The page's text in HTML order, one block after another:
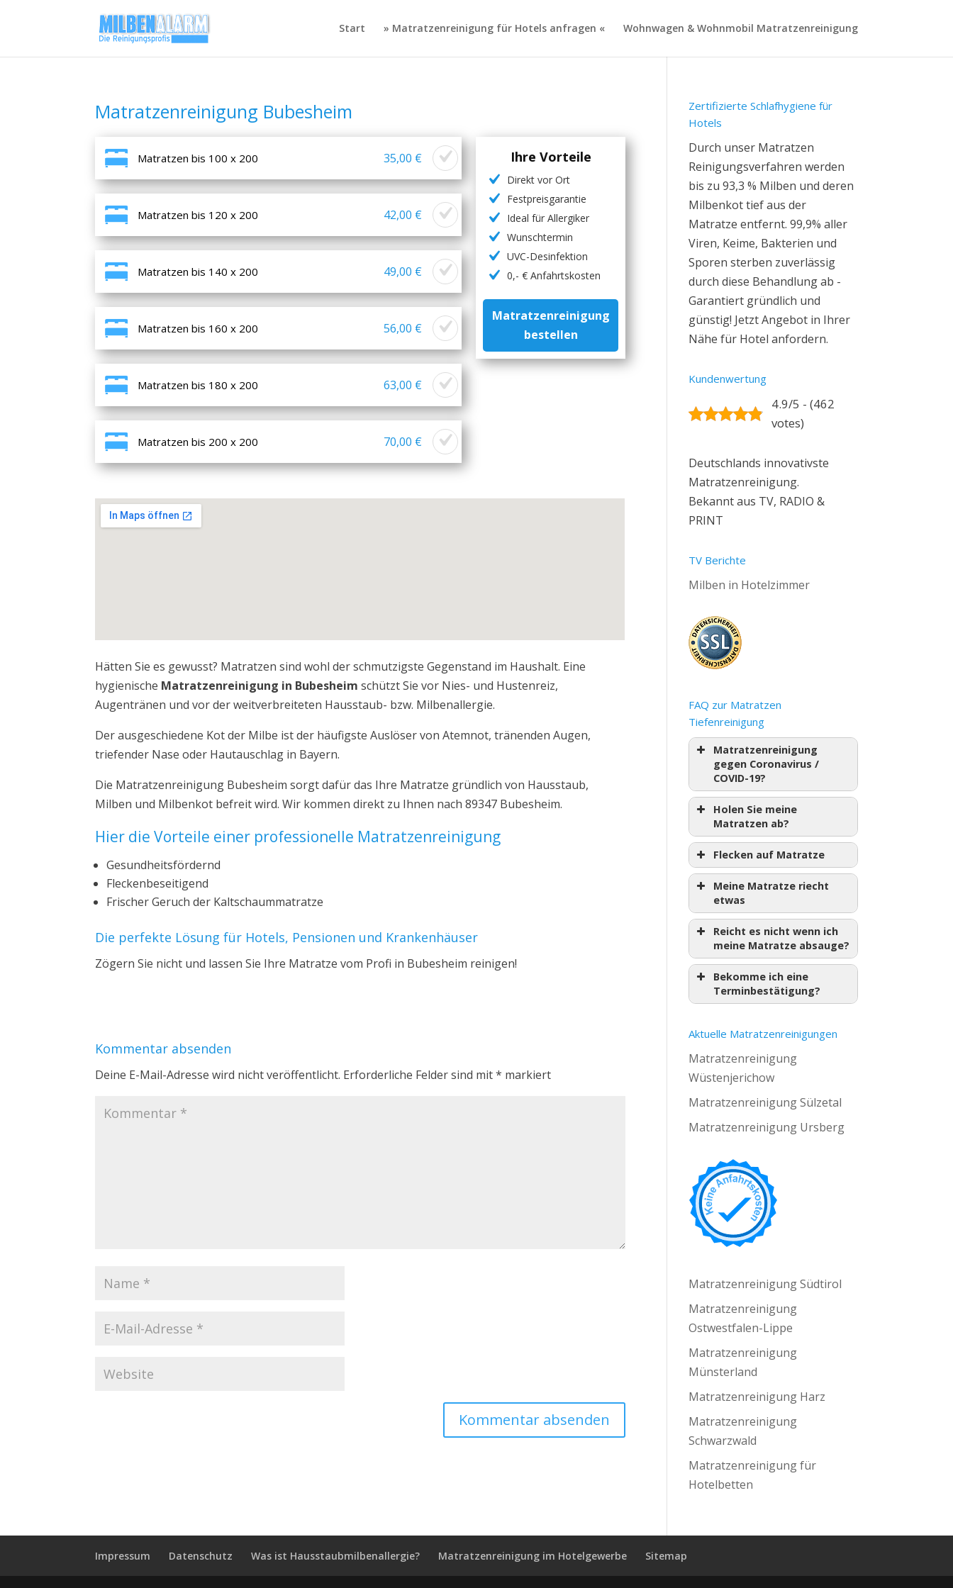
Start » Matratzenreinigung für Hotels anfragen « Wohnwagen & Wohnmobil Matratzenreinigung
Matratzenreinigung Bubesheim
Matratzen bis 100 x 200 35,00 €
Matratzen bis 120 x 200 42,00 €
Matratzen bis 140 x 200 49,00 €
Matratzen bis 160 x 200 56,00 €
Matratzen bis 180 x 200 63,00 €
Matratzen bis 200 x 200 70,00 €
Ihre Vorteile
Direkt vor Ort
Festpreisgarantie
Ideal für Allergiker
Wunschtermin
UVC-Desinfektion
0,- € Anfahrtskosten
Matratzenreinigung
bestellen
Hätten Sie es gewusst? Matratzen sind wohl der schmutzigste Gegenstand im Haushalt. Eine
hygienische Matratzenreinigung in Bubesheim schützt Sie vor Nies- und Hustenreiz,
Augentränen und vor der weitverbreiteten Hausstaub- bzw. Milbenallergie.
Der ausgeschiedene Kot der Milbe ist der häufigste Auslöser von Atemnot, tränenden Augen,
triefender Nase oder Hautauschlag in Bayern.
Die Matratzenreinigung Bubesheim sorgt dafür das Ihre Matratze gründlich von Hausstaub,
Milben und Milbenkot befreit wird. Wir kommen direkt zu Ihnen nach 89347 Bubesheim.
Hier die Vorteile einer professionelle Matratzenreinigung
Gesundheitsfördernd
Fleckenbeseitigend
Frischer Geruch der Kaltschaummatratze
Die perfekte Lösung für Hotels, Pensionen und Krankenhäuser
Zögern Sie nicht und lassen Sie Ihre Matratze vom Profi in Bubesheim reinigen!
Kommentar absenden
Deine E-Mail-Adresse wird nicht veröffentlicht. Erforderliche Felder sind mit* markiert
Zertifizierte Schlafhygiene für
Hotels
Durch unser Matratzen
Reinigungsverfahren werden
bis zu 93,3 % Milben und deren
Milbenkot tief aus der
Matratze entfernt. 99,9% aller
Viren, Keime, Bakterien und
Sporen sterben zuverlässig
durch diese Behandlung ab -
Garantiert gründlich und
günstig! Jetzt Angebot in Ihrer
Nähe für Hotel anfordern.
Kundenwertung
4.9/5 - (462
votes)
Deutschlands innovativste
Matratzenreinigung.
Bekannt aus TV, RADIO &
PRINT
TV Berichte
Milben in Hotelzimmer
FAQ zur Matratzen
Tiefenreinigung
Matratzenreinigung
gegen Coronavirus /
COVID-19?
Holen Sie meine
Matratzen ab?
Flecken auf Matratze
Meine Matratze riecht
etwas
Reicht es nicht wenn ich
meine Matratze absauge?
Bekomme ich eine
Terminbestätigung?
Aktuelle Matratzenreinigungen
Matratzenreinigung
Wüstenjerichow
Matratzenreinigung Sülzetal
Matratzenreinigung Ursberg
Matratzenreinigung Südtirol
Matratzenreinigung
Ostwestfalen-Lippe
Matratzenreinigung
Münsterland
Matratzenreinigung Harz
Matratzenreinigung
Schwarzwald
Matratzenreinigung für
Hotelbetten
Impressum Datenschutz Was ist Hausstaubmilbenallergie? Matratzenreinigung im Hotelgewerbe Sitemap